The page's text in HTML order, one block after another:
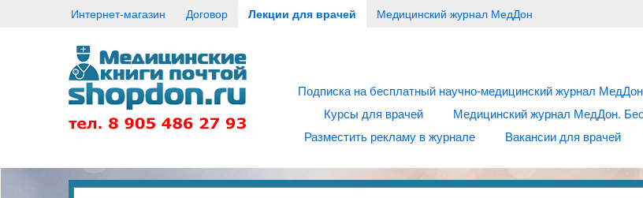
Интернет-магазин Договор Лекции для врачей Медицинский журнал МедДон
Подписка на бесплатный научно-медицинский журнал МедДон
Курсы для врачей
Медицинский журнал МедДон.
Разместить рекламу в журнале
Вакансии для врачей